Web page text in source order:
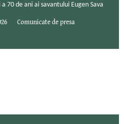
70 de ani ai savantului Eugen Sava
Comunicate de presa